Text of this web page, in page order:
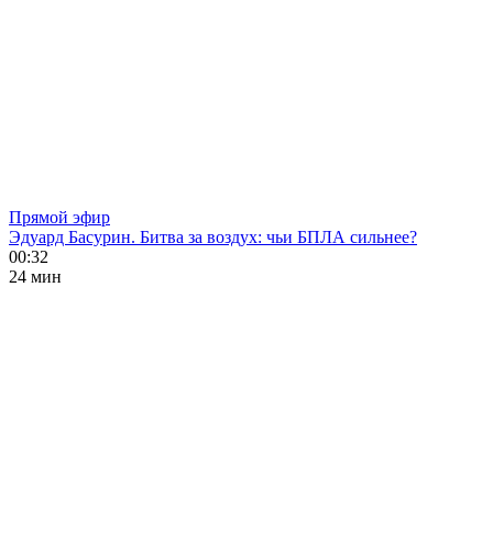
Прямой эфир
Эдуард Басурин. Битва за воздух: чьи БПЛА сильнее?
00:32
24 мин